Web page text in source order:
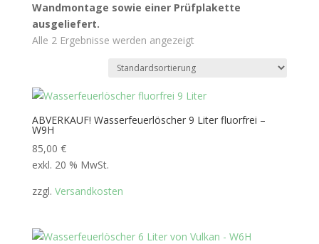
Wandmontage sowie einer Prüfplakette
ausgeliefert.
Alle 2 Ergebnisse werden angezeigt
ABVERKAUF! Wasserfeuerlöscher 9 Liter fluorfrei –
W9H
85,00 €
exkl. 20 % MwSt.
zzgl. Versandkosten